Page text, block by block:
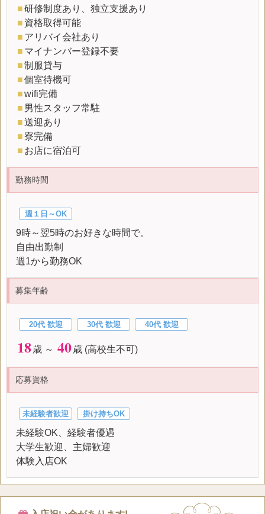
■研修制度あり、独立支援あり
■ 資格取得可能
■ アリバイ会社あり
■ マイナンバー登録不要
■制服貸与
■個室待機可
■wifi完備
■ 男性スタッフ常駐
■送迎あり
■寮完備
■ お店に宿泊可
勤務時間
週１日～OK
9時～翌5時のお好きな時間で。
自由出勤制
週1から勤務OK
募集年齢
20代 歓迎 30代 歓迎 40代 歓迎
18歳 ～ 40歳 (高校生不可)
応募資格
未経験者歓迎 掛け持ちOK
未経験OK、経験者優遇
大学生歓迎、主婦歓迎
体験入店OK